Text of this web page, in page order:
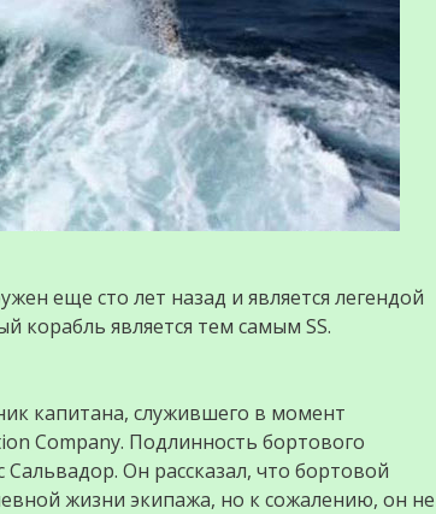
еще сто лет назад и является легендой
корабль является тем самым SS.
капитана, служившего в момент
Company. Подлинность бортового
Он рассказал, что бортовой
жизни экипажа, но к сожалению, он не